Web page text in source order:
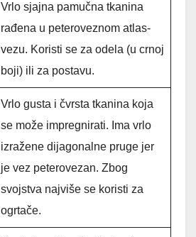
Vrlo sjajna pamučna tkanina
rađena u peteroveznom atlas-
vezu. Koristi se za odela (u crnoj
boji) ili za postavu.
Vrlo gusta i čvrsta tkanina koja
se može impregnirati. Ima vrlo
izražene dijagonalne pruge jer
je vez peterovezan. Zbog
svojstva najviše se koristi za
ogrtače.